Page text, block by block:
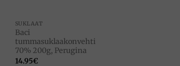
SUKLAAT
Baci
tummasuklaakonvehti
70% 200g, Perugina
14.95€